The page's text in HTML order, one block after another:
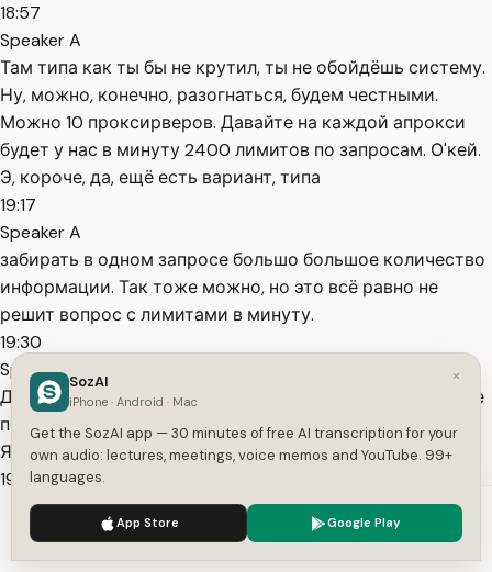
18:57
Speaker A
Там типа как ты бы не крутил, ты не обойдёшь систему.
Ну, можно, конечно, разогнаться, будем честными.
Можно 10 проксирверов. Давайте на каждой апрокси
будет у нас в минуту 2400 лимитов по запросам. О'кей.
Э, короче, да, ещё есть вариант, типа
19:17
Speaker A
забирать в одном запросе большо большое количество
информации. Так тоже можно, но это всё равно не
решит вопрос с лимитами в минуту.
19:30
Speaker A
Да. Да. Так, тебе видно? Офигенно. Так, где вопрос? Я не
понял. Ну-ка накидайте. Саша, в кого ты такой умный?
Я не умный.
19:39
Speaker A
Я просто ищу выходы и умею искать выходы. Всё это
единственное, что меня отличает э от кого-то другого.
We use cookies to enhance your experience.
×
SozAI
iPhone · Android · Mac
Get the SozAI app — 30 minutes of free AI transcription for your
own audio: lectures, meetings, voice memos and YouTube. 99+
languages.
App Store Google Play